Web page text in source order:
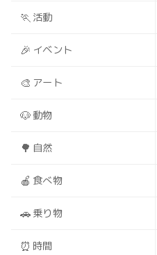
🏃 活動
🎉 イベント
🎨 アート
🐶 動物
🌳 自然
🍎 食べ物
🚗 乗り物
⏰ 時間